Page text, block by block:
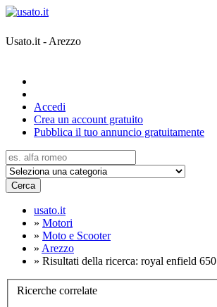
Usato.it - Arezzo
Accedi
Crea un account gratuito
Pubblica il tuo annuncio gratuitamente
Cerca
usato.it
» Motori
» Moto e Scooter
» Arezzo
» Risultati della ricerca: royal enfield 650
Ricerche correlate